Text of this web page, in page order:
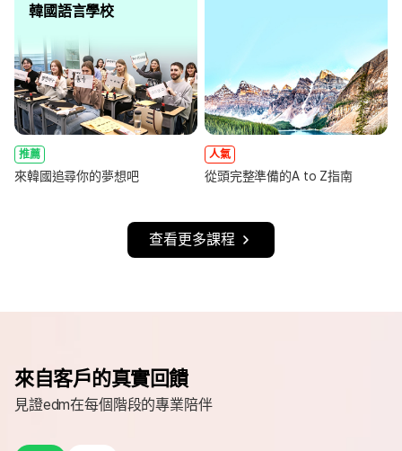
韓國語言學校
推薦
來韓國追尋你的夢想吧
人氣
從頭完整準備的A to Z指南
查看更多課程
來自客戶的真實回饋
見證edm在每個階段的專業陪伴